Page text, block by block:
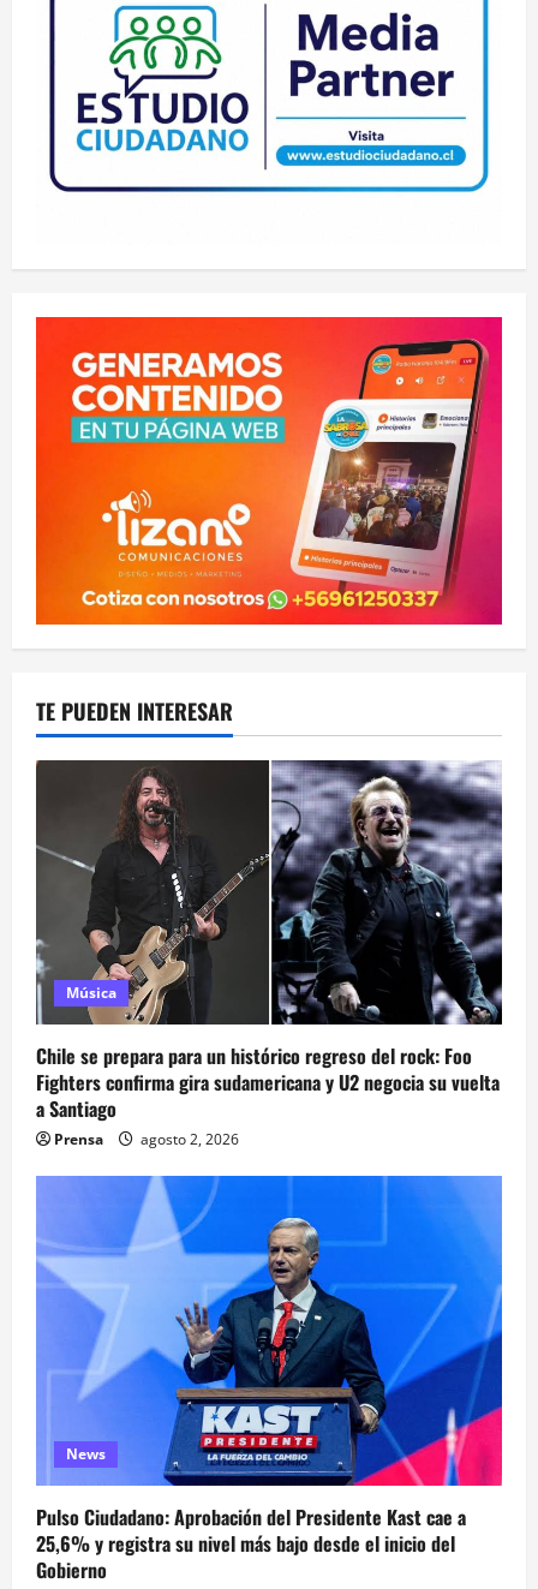
TE PUEDEN INTERESAR
Música
Chile se prepara para un histórico regreso del rock: Foo
Fighters confirma gira sudamericana y U2 negocia su vuelta
a Santiago
Prensa agosto 2, 2026
News
Pulso Ciudadano: Aprobación del Presidente Kast cae a
25,6% y registra su nivel más bajo desde el inicio del
Gobierno